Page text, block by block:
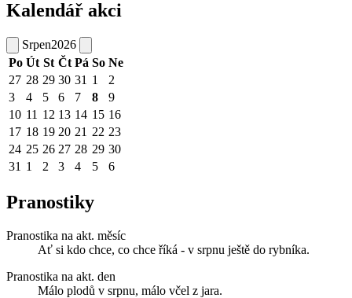
Kalendář akci
Srpen2026
Po Út St Čt Pá So Ne
27 28 29 30 31 1
2
3
4 5 6 7 8
9
10 11 12 13 14 15 16
17 18 19 20 21 22 23
24 25 26 27 28 29 30
31 1 2 3 4 5 6
Pranostiky
Pranostika na akt. měsíc
Ať si kdo chce, co chce říká - v srpnu ještě do rybníka.
Pranostika na akt. den
Málo plodů v srpnu, málo včel z jara.